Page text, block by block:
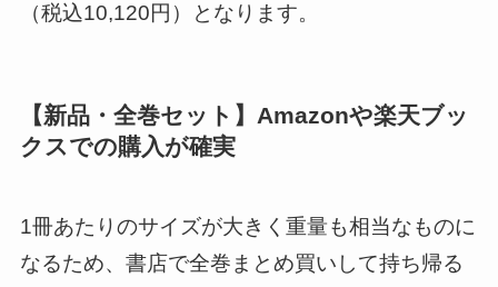
（税込10,120円）となります。
【新品・全巻セット】Amazonや楽天ブッ
クスでの購入が確実
1冊あたりのサイズが大きく重量も相当なものに
なるため、書店で全巻まとめ買いして持ち帰る